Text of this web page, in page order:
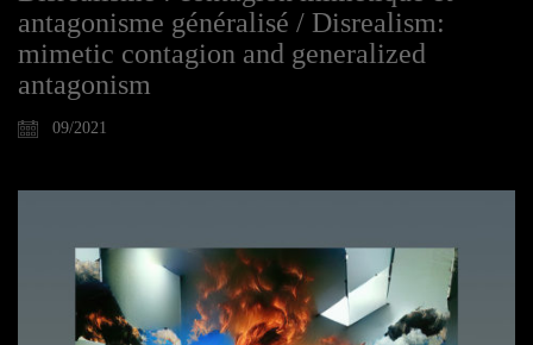
antagonisme généralisé / Disrealism:
mimetic contagion and generalized
antagonism
09/2021